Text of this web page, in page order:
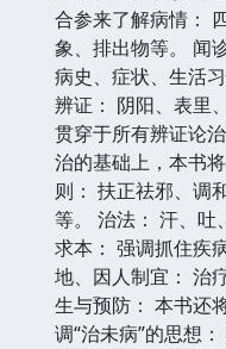
合参来了解病情：
象、排出物等。 闻
病史、症状、生活
辨证： 阴阳、表里
贯穿于所有辨证论
治的基础上，本书
则： 扶正祛邪、调
等。 治法： 汗、吐
求本： 强调抓住疾
地、因人制宜： 治
生与预防： 本书还
调“治未病”的思想